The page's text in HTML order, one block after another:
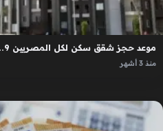
موعد حجز شقق سكن لكل المصريين 9.. أماكن الطرح وتفاصيل الأسعار
منذ 3 أشهر